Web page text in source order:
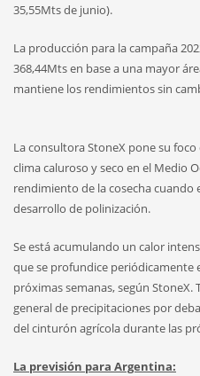
35,55Mts de junio).
La producción para la campaña
368,44Mts en base a una mayor
mantiene los rendimientos sin
La consultora StoneX pone su foco
clima caluroso y seco en el Medio
rendimiento de la cosecha cuando
desarrollo de polinización.
Se está acumulando un calor
que se profundice periódicamente
próximas semanas, según
general de precipitaciones por
del cinturón agrícola durante las
La previsión para Argentina: